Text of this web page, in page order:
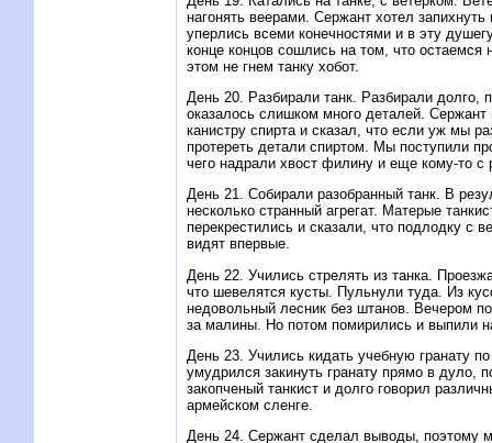
нагонять веерами. Сержант хотел
уперлись всеми конечностями и в эту
конце концов сошлись на том, что остаемся
этом не гнем танку хобот.
День 20. Разбирали танк. Разбирали долго,
оказалось слишком много деталей.
канистру спирта и сказал, что если уж мы
протереть детали спиртом. Мы поступили
чего надрали хвост филину и еще кому-то с
День 21. Собирали разобранный танк. В
несколько странный агрегат. Матерые
перекрестились и сказали, что подлодку с
видят впервые.
День 22. Учились стрелять из танка.
что шевелятся кусты. Пульнули туда. Из
недовольный лесник без штанов. Вечером
за малины. Hо потом помирились и выпили
День 23. Учились кидать учебную гранату
умудрился закинуть гранату прямо в дуло,
закопченый танкист и долго говорил
армейском сленге.
День 24. Сержант сделал выводы, поэтому